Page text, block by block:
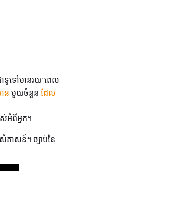
ាទូទៅមានរយៈពេល
ន មួយចំនួន ដែល
ស់អំពីអ្នក។
សំភាសន៍។ ច្បាប់នៃ